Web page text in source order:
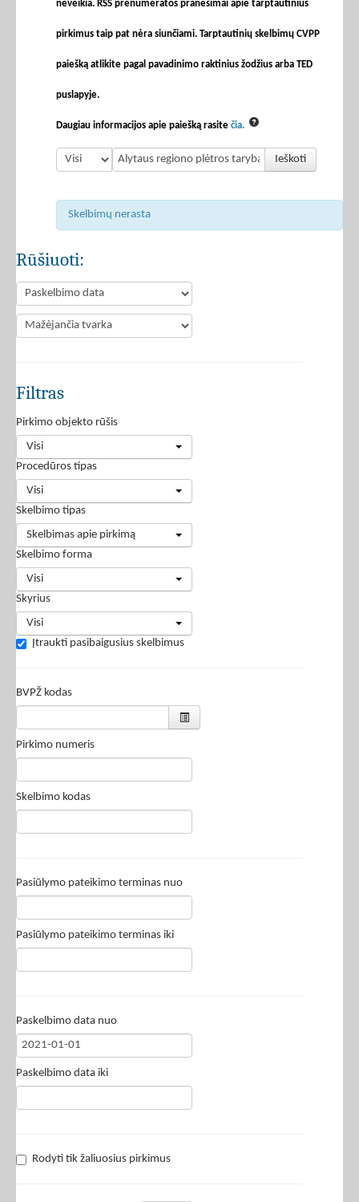
neveikia. RSS prenumeratos pranešimai apie tarptautinius
pirkimus taip pat nėra siunčiami. Tarptautinių skelbimų CVPP
paiešką atlikite pagal pavadinimo raktinius žodžius arba TED
puslapyje.
Daugiau informacijos apie paiešką rasite čia.
Ieškoti
Skelbimų nerasta
Rūšiuoti:
Filtras
Pirkimo objekto rūšis
Visi
Procedūros tipas
Visi
Skelbimo tipas
Skelbimas apie pirkimą
Skelbimo forma
Visi
Skyrius
Visi
Įtraukti pasibaigusius skelbimus
BVPŽ kodas
Pirkimo numeris
Skelbimo kodas
Pasiūlymo pateikimo terminas nuo
Pasiūlymo pateikimo terminas iki
Paskelbimo data nuo
Paskelbimo data iki
Rodyti tik žaliuosius pirkimus